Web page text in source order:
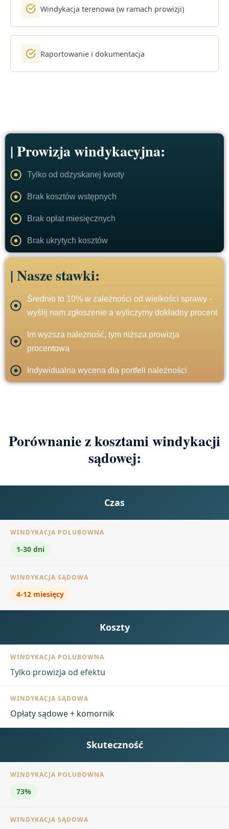
Windykacja terenowa (w ramach prowizji)
Raportowanie i dokumentacja
| Prowizja windykacyjna:
Tylko od odzyskanej kwoty
Brak kosztów wstępnych
Brak opłat miesięcznych
Brak ukrytych kosztów
| Nasze stawki:
Średnio to 10% w zależności od wielkości sprawy -
wyślij nam zgłoszenie a wyliczymy dokładny procent
Im wyższa należność, tym niższa prowizja
procentowa
Indywidualna wycena dla portfeli należności
Porównanie z kosztami windykacji
sądowej:
Czas
1-30 dni
4-12 miesięcy
Koszty
Tylko prowizja od efektu
Opłaty sądowe + komornik
Skuteczność
73%